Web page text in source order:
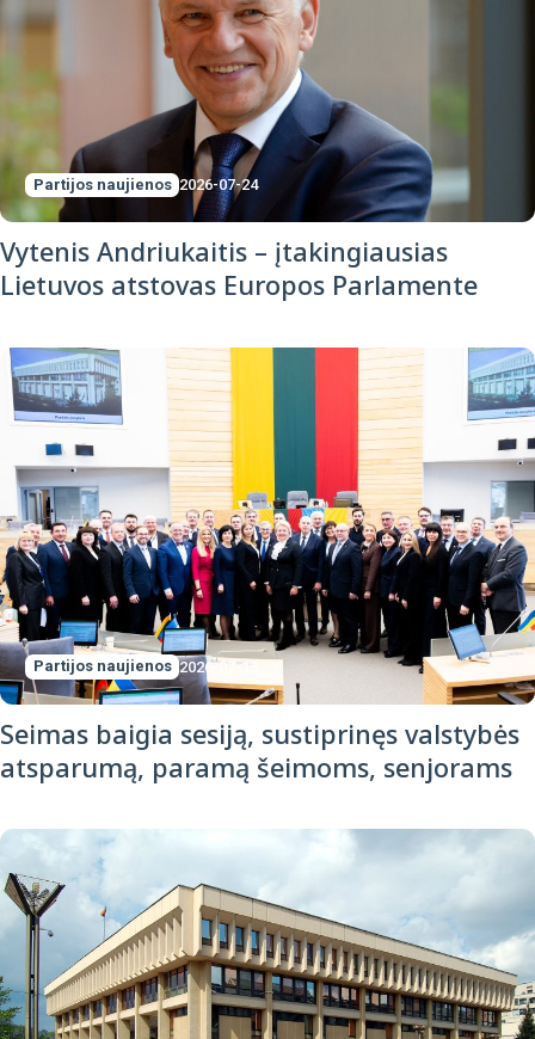
Partijos naujienos 2026-07-24
Vytenis Andriukaitis – įtakingiausias
Lietuvos atstovas Europos Parlamente
Partijos naujienos 2026-07-13
Seimas baigia sesiją, sustiprinęs valstybės
atsparumą, paramą šeimoms, senjorams